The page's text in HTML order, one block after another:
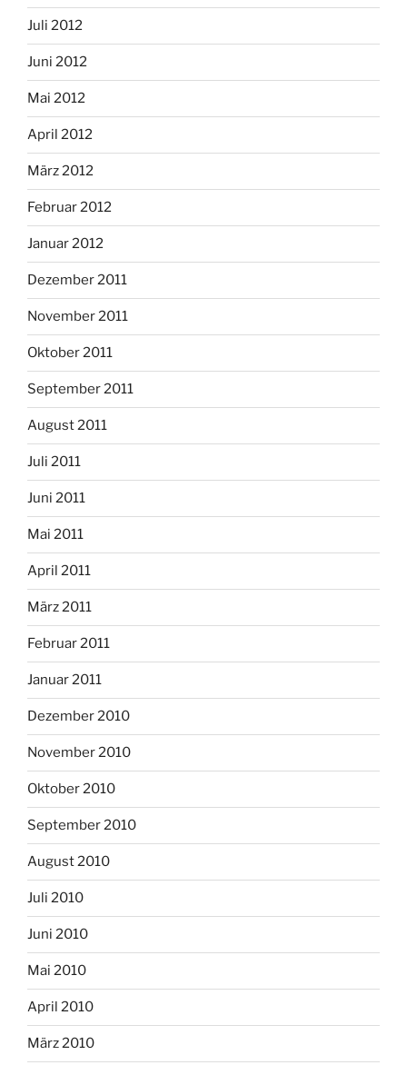
Juli 2012
Juni 2012
Mai 2012
April 2012
März 2012
Februar 2012
Januar 2012
Dezember 2011
November 2011
Oktober 2011
September 2011
August 2011
Juli 2011
Juni 2011
Mai 2011
April 2011
März 2011
Februar 2011
Januar 2011
Dezember 2010
November 2010
Oktober 2010
September 2010
August 2010
Juli 2010
Juni 2010
Mai 2010
April 2010
März 2010